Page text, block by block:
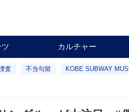
カルチャー
査 不当勾留 KOBE SUBWAY